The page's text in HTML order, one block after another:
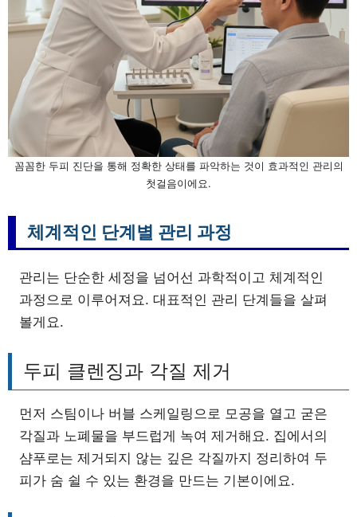
꼼꼼한 두피 진단을 통해 정확한 상태를 파악하는 것이 효과적인 관리의
첫걸음이에요.
체계적인 단계별 관리 과정
관리는 단순한 세정을 넘어선 과학적이고 체계적인
과정으로 이루어져요. 대표적인 관리 단계들을 살펴
볼게요.
두피 클렌징과 각질 제거
먼저 스팀이나 버블 스케일링으로 모공을 열고 굳은
각질과 노폐물을 부드럽게 녹여 제거해요. 집에서의
샴푸로는 제거되지 않는 깊은 각질까지 정리하여 두
피가 숨 쉴 수 있는 환경을 만드는 기본이에요.